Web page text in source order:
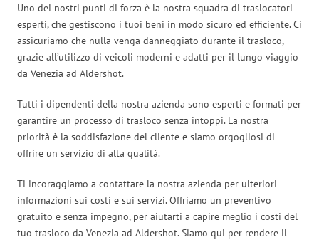
Uno dei nostri punti di forza è la nostra squadra di traslocatori
esperti, che gestiscono i tuoi beni in modo sicuro ed efficiente. Ci
assicuriamo che nulla venga danneggiato durante il trasloco,
grazie all’utilizzo di veicoli moderni e adatti per il lungo viaggio
da Venezia ad Aldershot.
Tutti i dipendenti della nostra azienda sono esperti e formati per
garantire un processo di trasloco senza intoppi. La nostra
priorità è la soddisfazione del cliente e siamo orgogliosi di
offrire un servizio di alta qualità.
Ti incoraggiamo a contattare la nostra azienda per ulteriori
informazioni sui costi e sui servizi. Offriamo un preventivo
gratuito e senza impegno, per aiutarti a capire meglio i costi del
tuo trasloco da Venezia ad Aldershot. Siamo qui per rendere il